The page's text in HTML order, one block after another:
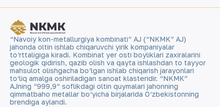
“Navoiy kon-metallurgiya kombinati” AJ (“NKMK” AJ)
jahonda oltin ishlab chiqaruvchi yirik kompaniyalar
to‘rttaligiga kiradi. Kombinat yer osti boyliklari zaxiralarini
geologik qidirish, qazib olish va qayta ishlashdan to tayyor
mahsulot olishgacha bo‘lgan ishlab chiqarish jarayonlari
to‘liq amalga oshiriladigan sanoat klasteridir. “NKMK”
AJning “999,9” soflikdagi oltin quymalari jahonning
qimmatbaho metallar bo‘yicha birjalarida O‘zbekistonning
brendiga aylandi.